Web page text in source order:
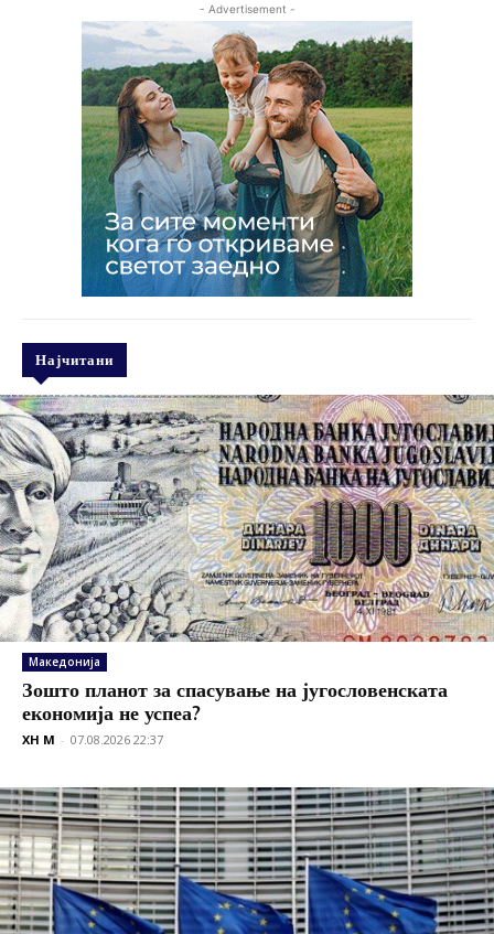
- Advertisement -
Најчитани
Македонија
Зошто планот за спасување на југословенската
економија не успеа?
XH M - 07.08.2026 22:37